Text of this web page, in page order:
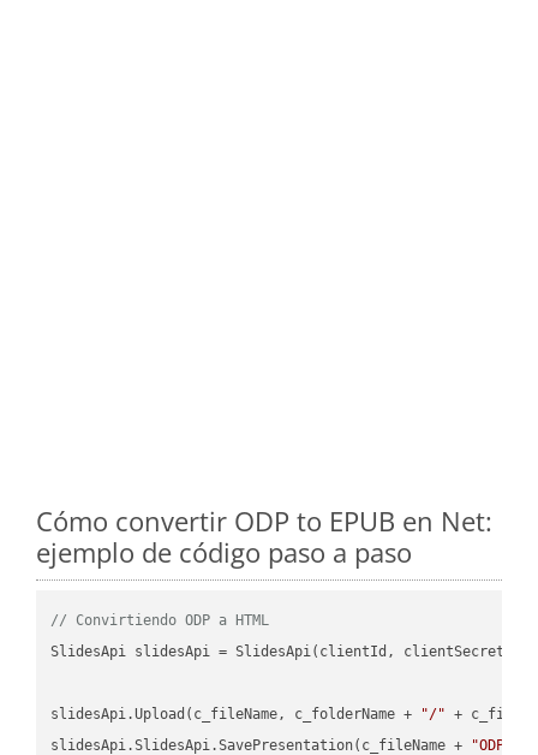
Cómo convertir ODP to EPUB en Net:
ejemplo de código paso a paso
// Convirtiendo ODP a HTML
SlidesApi slidesApi = SlidesApi(clientId, clientSecret);
slidesApi.Upload(c_fileName, c_folderName + "/" +
slidesApi.SlidesApi.SavePresentation(c_fileName +
"ODP"